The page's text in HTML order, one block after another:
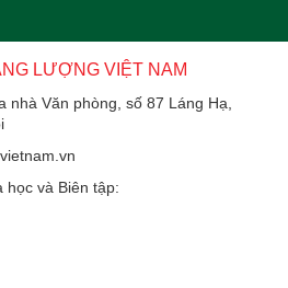
LƯỢNG VIỆT NAM
nhà Văn phòng, số 87 Láng Hạ,
học và Biên tập: